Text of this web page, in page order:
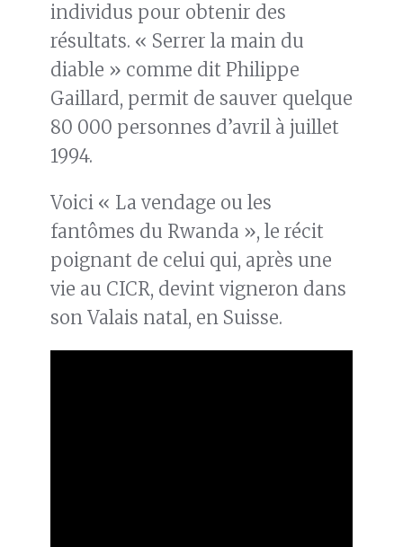
individus pour obtenir des
résultats. « Serrer la main du
diable » comme dit Philippe
Gaillard, permit de sauver quelque
80 000 personnes d’avril à juillet
1994.
Voici « La vendage ou les
fantômes du Rwanda », le récit
poignant de celui qui, après une
vie au CICR, devint vigneron dans
son Valais natal, en Suisse.